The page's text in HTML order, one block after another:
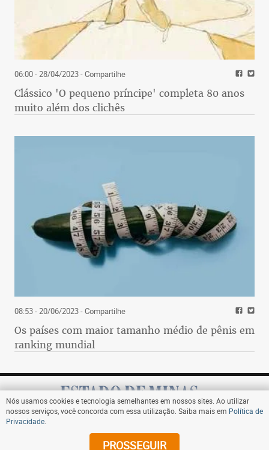
06:00 - 28/04/2023- Compartilhe
Clássico 'O pequeno príncipe' completa 80 anos
muito além dos clichês
08:53 - 20/06/2023- Compartilhe
Os países com maior tamanho médio de pênis em
ranking mundial
Assine
Nós usamos cookies e tecnologia semelhantes em nossos sites. Ao utilizar
nossos serviços, você concorda com essa utilização. Saiba mais em Política de
Privacidade
PROSSEGUIR